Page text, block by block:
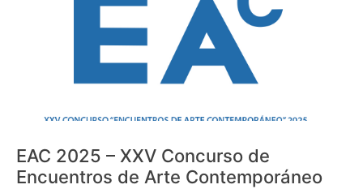
EAC 2025 – XXV Concurso de
Encuentros de Arte Contemporáneo